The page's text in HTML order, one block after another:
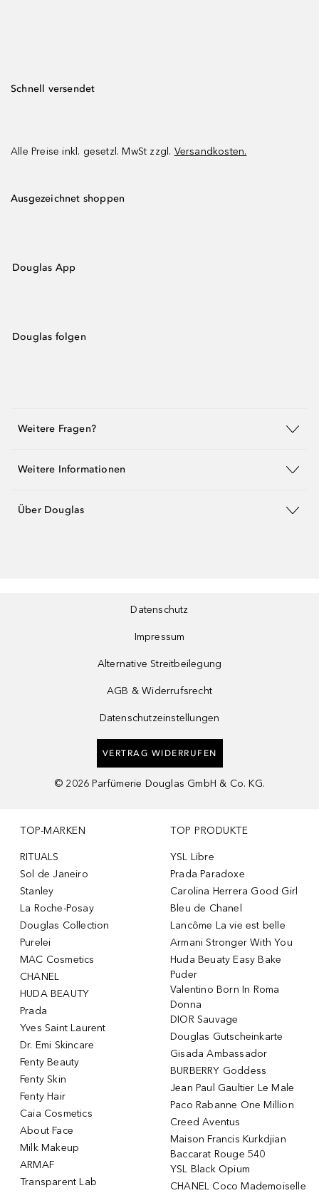
Schnell versendet
Alle Preise inkl. gesetzl. MwSt zzgl. Versandkosten.
Ausgezeichnet shoppen
Douglas App
Douglas folgen
Weitere Fragen?
Weitere Informationen
Über Douglas
Datenschutz
Impressum
Alternative Streitbeilegung
AGB & Widerrufsrecht
Datenschutzeinstellungen
VERTRAG WIDERRUFEN
© 2026 Parfümerie Douglas GmbH & Co. KG.
TOP-MARKEN
RITUALS
Sol de Janeiro
Stanley
La Roche-Posay
Douglas Collection
Purelei
MAC Cosmetics
CHANEL
HUDA BEAUTY
Prada
Yves Saint Laurent
Dr. Emi Skincare
Fenty Beauty
Fenty Skin
Fenty Hair
Caia Cosmetics
About Face
Milk Makeup
ARMAF
Transparent Lab
TOP PRODUKTE
YSL Libre
Prada Paradoxe
Carolina Herrera Good Girl
Bleu de Chanel
Lancôme La vie est belle
Armani Stronger With You
Huda Beuaty Easy Bake
Puder
Valentino Born In Roma
Donna
DIOR Sauvage
Douglas Gutscheinkarte
Gisada Ambassador
BURBERRY Goddess
Jean Paul Gaultier Le Male
Paco Rabanne One Million
Creed Aventus
Maison Francis Kurkdjian
Baccarat Rouge 540
YSL Black Opium
CHANEL Coco Mademoiselle